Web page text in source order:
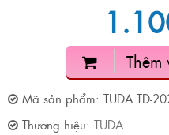
Mã sản phẩm: TUDA TD-
Thương hiệu: TUDA